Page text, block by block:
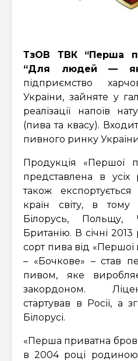
ТзОВ ТВК “Перша
“Для людей —
підприємство
України, зайняте у
реалізації напоїв
(пива та квасу).
пивного ринку
Продукція «Першої
представлена в усіх
також
країн світу, в тому
Білорусь,
Британію. В січні
сорт пива від «Першої
– «Бочкове» – став
пивом, яке
закордоном.
стартував в Росії, а
Білорусі.
«Перша приватна
в 2004 році